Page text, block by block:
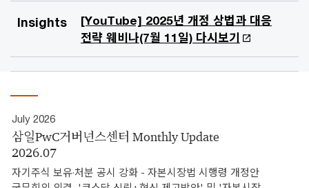
Insights
[YouTube] 2025년 개정 상법과 대응
전략 웨비나(7월 11일) 다시보기
July 2026
삼일PwC거버넌스센터 Monthly Update
2026.07
자기주식 보유·처분 공시 강화 - 자본시장법 시행령 개정안